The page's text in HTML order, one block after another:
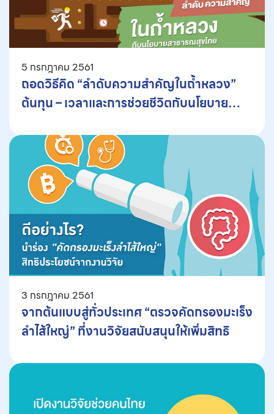
5 กรกฎาคม 2561
ถอดวิธีคิด “ลำดับความสำคัญในถ้ำหลวง”
ต้นทุน – เวลาและการช่วยชีวิตกับนโยบาย
3 กรกฎาคม 2561
จากต้นแบบสู่ทั่วประเทศ “ตรวจคัดกรองมะเร็ง
ลำไส้ใหญ่” ที่งานวิจัยสนับสนุนให้เพิ่มสิทธิ